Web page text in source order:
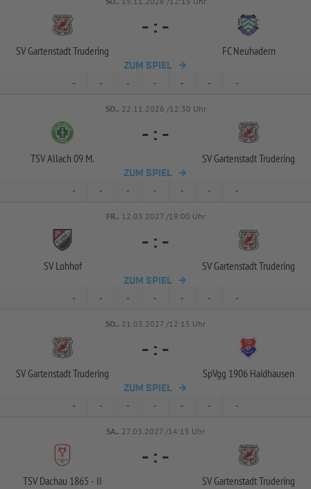
SV Gartenstadt Trudering
- : -
FC Neuhadern
ZUM SPIEL
- - - - - - -
SO.. 22.11.2026 /12:30 Uhr
TSV Allach 09 M.
- : -
SV Gartenstadt Trudering
ZUM SPIEL
- - - - - - -
FR.. 12.03.2027 /19:00 Uhr
SV Lohhof
- : -
SV Gartenstadt Trudering
ZUM SPIEL
- - - - - - -
SO.. 21.03.2027 /12:15 Uhr
SV Gartenstadt Trudering
- : -
SpVgg 1906 Haidhausen
ZUM SPIEL
- - - - - - -
SA.. 27.03.2027 /14:15 Uhr
TSV Dachau 1865 - II
- : -
SV Gartenstadt Trudering